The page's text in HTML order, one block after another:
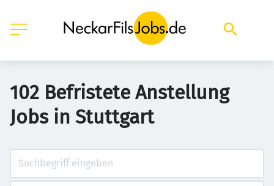
102 Befristete Anstellung
Jobs in Stuttgart